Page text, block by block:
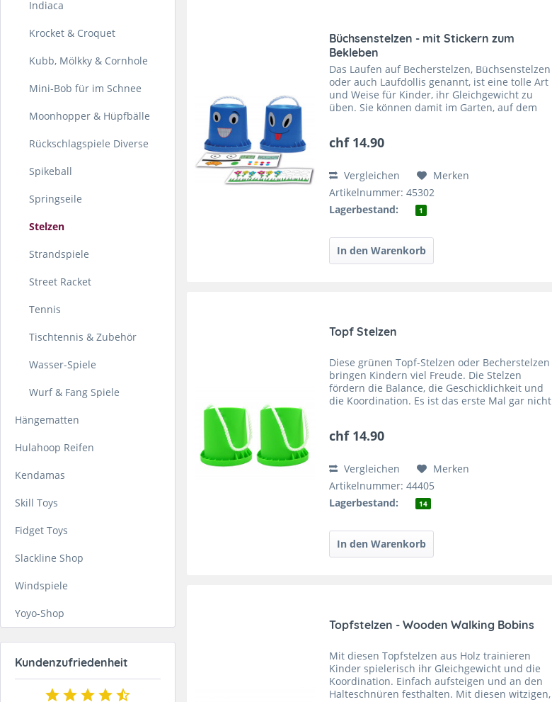
Indiaca
Krocket & Croquet
Kubb, Mölkky & Cornhole
Mini-Bob für im Schnee
Moonhopper & Hüpfbälle
Rückschlagspiele Diverse
Spikeball
Springseile
Stelzen
Strandspiele
Street Racket
Tennis
Tischtennis & Zubehör
Wasser-Spiele
Wurf & Fang Spiele
Hängematten
Hulahoop Reifen
Kendamas
Skill Toys
Fidget Toys
Slackline Shop
Windspiele
Yoyo-Shop
Kundenzufriedenheit
Büchsenstelzen - mit Stickern zum
Bekleben
Das Laufen auf Becherstelzen, Büchsenstelzen
oder auch Laufdollis genannt, ist eine tolle Art
und Weise für Kinder, ihr Gleichgewicht zu
üben. Sie können damit im Garten, auf dem
chf 14.90
Vergleichen
Merken
Artikelnummer: 45302
Lagerbestand:
1
Topf Stelzen
Diese grünen Topf-Stelzen oder Becherstelzen
bringen Kindern viel Freude. Die Stelzen
fördern die Balance, die Geschicklichkeit und
die Koordination. Es ist das erste Mal gar nicht
chf 14.90
Vergleichen
Merken
Artikelnummer: 44405
Lagerbestand:
14
Topfstelzen - Wooden Walking Bobins
Mit diesen Topfstelzen aus Holz trainieren
Kinder spielerisch ihr Gleichgewicht und die
Koordination. Einfach aufsteigen und an den
Halteschnüren festhalten. Mit diesen witzigen,